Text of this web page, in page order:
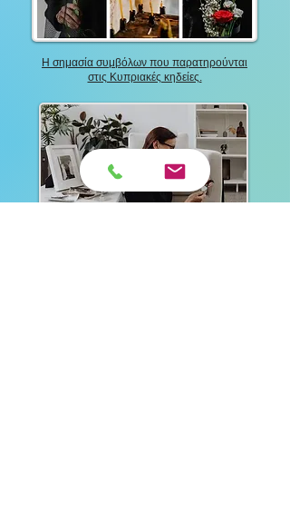
Η σημασία συμβόλων που παρατηρούνται
στις Κυπριακές κηδείες.